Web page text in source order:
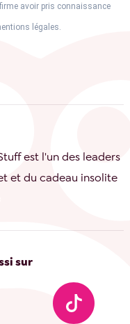
avoir pris connaissance
légales.
est l'un des leaders
et du cadeau insolite
sur